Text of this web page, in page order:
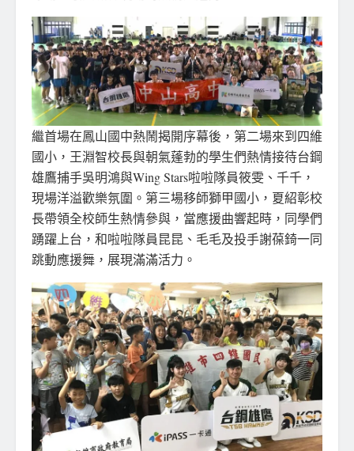
繼首場在鳳山國中熱鬧揭開序幕後，第二場來到四維
國小，王淵智校長與朝氣蓬勃的學生們熱情接待台鋼
雄鷹捕手吳明鴻與Wing Stars啦啦隊員筱雯、千千，
現場洋溢歡樂氛圍。第三場移師獅甲國小，夏紹彰校
長帶領全校師生熱情參與，當應援曲響起時，同學們
踴躍上台，和啦啦隊員昆昆、毛毛及投手謝葆錡一同
跳動應援舞，展現滿滿活力。